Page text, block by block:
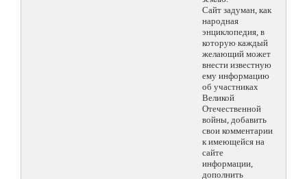
Сайт задуман, как
народная
энциклопедия, в
которую каждый
желающий может
внести известную
ему информацию
об участниках
Великой
Отечественной
войны, добавить
свои комментарии
к имеющейся на
сайте
информации,
дополнить